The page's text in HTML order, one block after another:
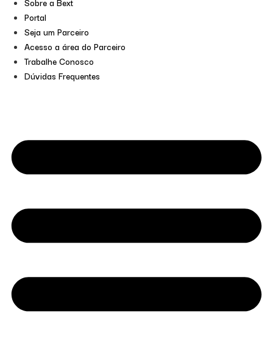
Portal
Seja um Parceiro
Acesso a área do Parceiro
Trabalhe Conosco
Dúvidas Frequentes